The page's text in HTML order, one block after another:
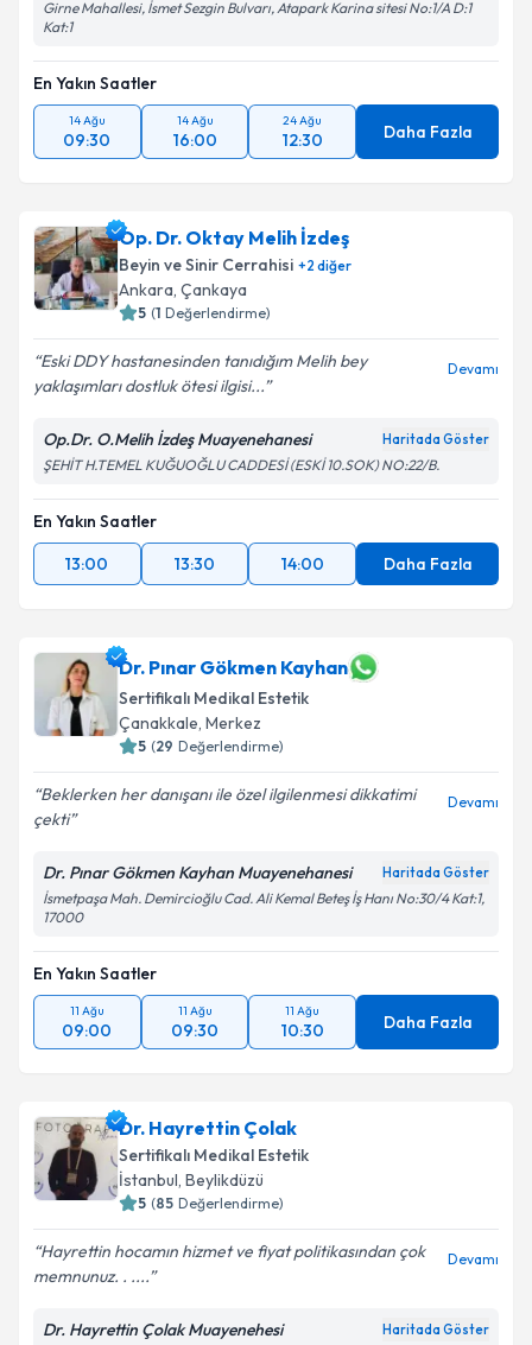
Girne Mahallesi, İsmet Sezgin Bulvarı, Atapark Karina sitesi No:1/A D:1
Kat:1
En Yakın Saatler
14 Ağu
09:30
14 Ağu
16:00
24 Ağu
12:30 Daha Fazla
Op. Dr. Oktay Melih İzdeş
Beyin ve Sinir Cerrahisi +2 diğer
Ankara, Çankaya
5 (1 Değerlendirme)
Eski DDY hastanesinden tanıdığım Melih bey
yaklaşımları dostluk ötesi ilgisi...
Devamı
Op.Dr. O.Melih İzdeş Muayenehanesi Haritada Göster
ŞEHİT H.TEMEL KUĞUOĞLU CADDESİ (ESKİ 10.SOK) NO:22/B.
En Yakın Saatler
13:00
13:30 14:00 Daha Fazla
Dr. Pınar Gökmen Kayhan
Sertifikalı Medikal Estetik
Çanakkale, Merkez
5 (29 Değerlendirme)
Beklerken her danışanı ile özel ilgilenmesi dikkatimi
çekti
Devamı
Dr. Pınar Gökmen Kayhan Muayenehanesi Haritada Göster
İsmetpaşa Mah. Demircioğlu Cad. Ali Kemal Beteş İş Hanı No:30/4 Kat:1,
17000
En Yakın Saatler
11 Ağu
09:00
11 Ağu
09:30
11 Ağu
10:30 Daha Fazla
Dr. Hayrettin Çolak
Sertifikalı Medikal Estetik
İstanbul, Beylikdüzü
5 (85 Değerlendirme)
Hayrettin hocamın hizmet ve fiyat politikasından çok
memnunuz. . ....
Devamı
Dr. Hayrettin Çolak Muayenehesi Haritada Göster